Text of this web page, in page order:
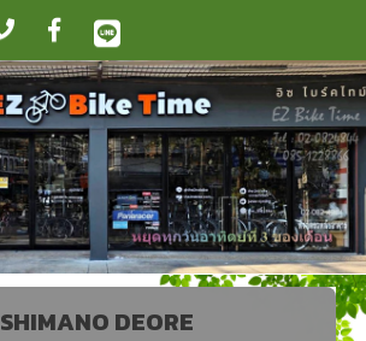
SHIMANO DEORE